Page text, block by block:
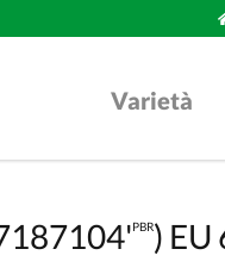
Varietà
PBR)